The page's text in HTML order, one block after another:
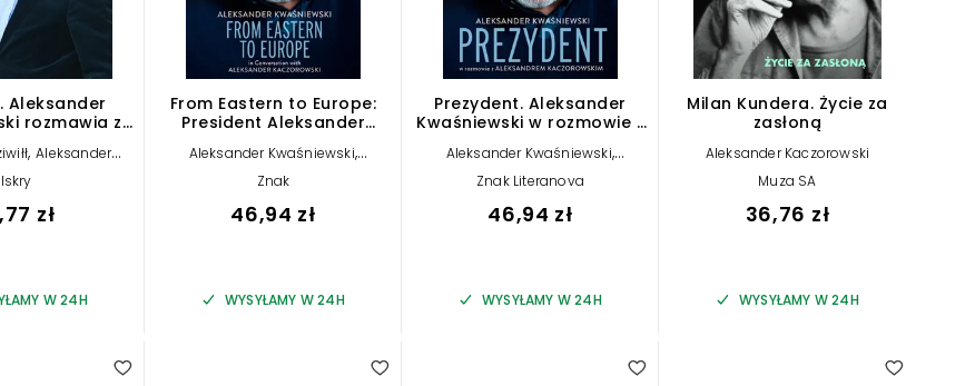
Aleksander
rozmawia z
,Aleksander
Iskry
zł
W 24H
From Eastern to Europe:
President Aleksander
Conversation with
Aleksander Kaczorowski
Aleksander Kwaśniewski,
Aleksander Kaczorowski
Znak
46,94 zł
WYSYŁAMY W 24H
Prezydent. Aleksander
Kwaśniewski w rozmowie z
Kaczorowskim
Aleksander Kwaśniewski,
Aleksander Kaczorowski
Znak Literanova
46,94 zł
WYSYŁAMY W 24H
Milan Kundera. Życie za
zasłoną
Aleksander Kaczorowski
Muza SA
36,76 zł
WYSYŁAMY W 24H